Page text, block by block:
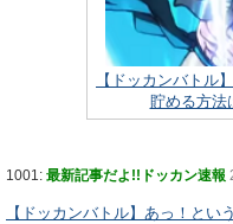
【ドッカンバトル
貯める方法
1001: 最新記事だよ!!ドッカン速報
【ドッカンバトル】あっ！と